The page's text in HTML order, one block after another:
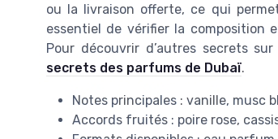
ou la livraison offerte, ce qui
essentiel de vérifier la composition
Pour découvrir d’autres secrets
secrets des parfums de Dubaï.
Notes principales : vanille, musc
Accords fruités : poire rose,